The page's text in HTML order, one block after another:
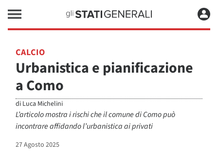
CALCIO
Urbanistica e pianificazione
a Como
di Luca Michelini
L’articolo mostra i rischi che il comune di Como può
incontrare affidando l’urbanistica ai privati
27 Agosto 2025